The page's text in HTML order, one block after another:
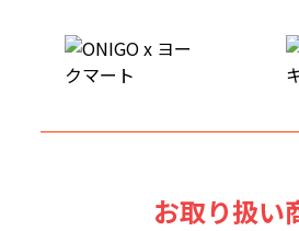
お取り扱い